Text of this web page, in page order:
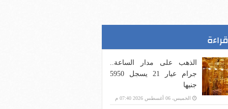
الذهب على مدار الساعة..
جرام عيار 21 يسجل 5950
جنيها
الخميس، 06 أغسطس 2026 07:40 م